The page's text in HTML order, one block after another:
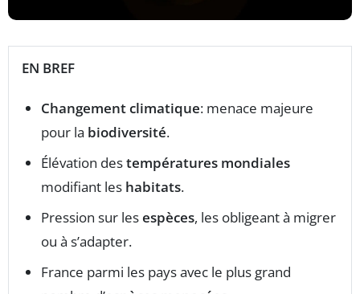
EN BREF
Changement climatique: menace majeure
pour la biodiversité.
Élévation destempératures mondiales
modifiant les habitats.
Pression sur lesespèces, les obligeant à migrer
ou à s’adapter.
France parmi les pays avec le plus grand